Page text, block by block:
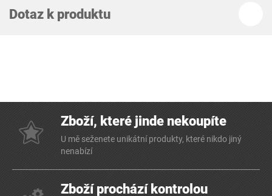
Dotaz k produktu
Zboží, které jinde nekoupíte
U mě seženete unikátní produkty, které nikdo jiný
nenabízí
Zboží prochází kontrolou